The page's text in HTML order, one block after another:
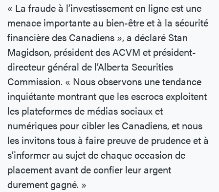
« La fraude à l’investissement en ligne est une
menace importante au bien-être et à la sécurité
financière des Canadiens », a déclaré Stan
Magidson, président des ACVM et président-
directeur général de l’Alberta Securities
Commission. « Nous observons une tendance
inquiétante montrant que les escrocs exploitent
les plateformes de médias sociaux et
numériques pour cibler les Canadiens, et nous
les invitons tous à faire preuve de prudence et à
s’informer au sujet de chaque occasion de
placement avant de confier leur argent
durement gagné. »